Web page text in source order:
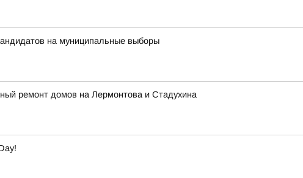
на муниципальные выборы
ремонт домов на Лермонтова и Стадухина